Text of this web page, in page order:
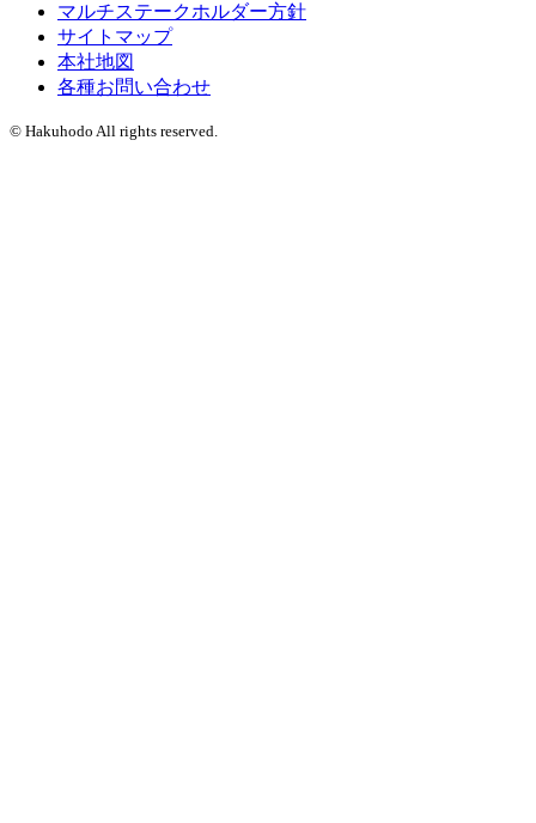
マルチステークホルダー方針
サイトマップ
本社地図
各種お問い合わせ
© Hakuhodo All rights reserved.